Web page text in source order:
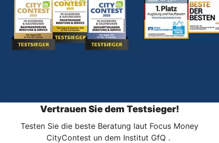
Vertrauen Sie dem Testsieger!
Testen Sie die beste Beratung laut Focus Money
CityContest un dem Institut GfQ .